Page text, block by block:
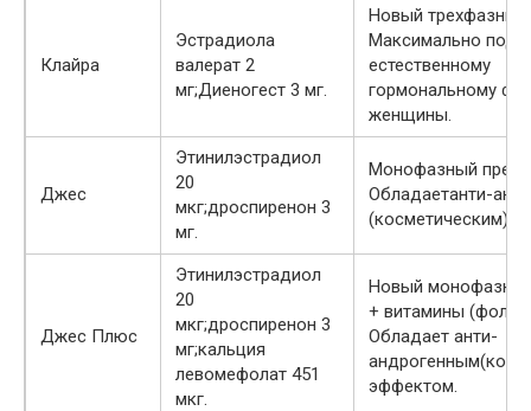
Клайра
Эстрадиола
валерат 2
мг;Диеногест 3 мг.
Новый трехфазный
Максимально
естественному
гормональному
женщины.
Джес
Этинилэстрадиол
20
мкг;дроспиренон 3
мг.
Монофазный
Обладаетанти-
(косметическим)
Джес Плюс
Этинилэстрадиол
20
мкг;дроспиренон 3
мг;кальция
левомефолат 451
мкг.
Новый
+ витамины
Обладает анти-
эффектом.